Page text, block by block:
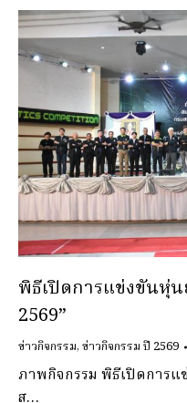
พิธีเปิดการแข่งขันหุ่
2569”
ข่าวกิจกรรม,ข่าวกิจกรรม ปี 2569
ภาพกิจกรรม พิธีเปิดการแ